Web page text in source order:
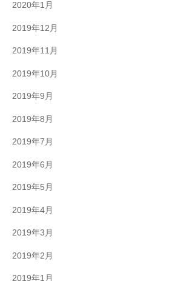
2020年1月
2019年12月
2019年11月
2019年10月
2019年9月
2019年8月
2019年7月
2019年6月
2019年5月
2019年4月
2019年3月
2019年2月
2019年1月